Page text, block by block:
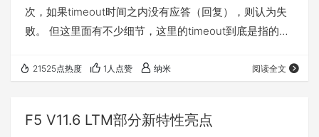
次，如果timeout时间之内没有应答（回复），则认为失
败。 但这里面有不少细节，这里的timeout到底是指的什
对第一次的探测响应在第二次探测发出后才回来，会是什
monitor开始工作时，系统将开始维持两个监控状态，一
21525点热度 1人点赞 纳米 阅读全文
F5 V11.6 LTM部分新特性亮点